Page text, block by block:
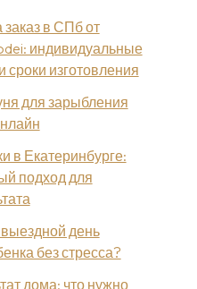
заказ в СПб от
индивидуальные
сроки изготовления
для зарыбления
в Екатеринбурге:
подход для
выездной день
без стресса?
дома: что нужно